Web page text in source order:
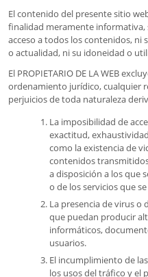
El contenido del presente sitio
finalidad meramente informativa,
acceso a todos los contenidos, ni
o actualidad, ni su idoneidad o
El PROPIETARIO DE LA WEB
ordenamiento jurídico, cualquier
perjuicios de toda naturaleza
La imposibilidad de
exactitud,
como la existencia de
contenidos
a disposición a los que
o de los servicios que
La presencia de virus
que puedan producir
informáticos,
usuarios.
El incumplimiento de
los usos del tráfico y el